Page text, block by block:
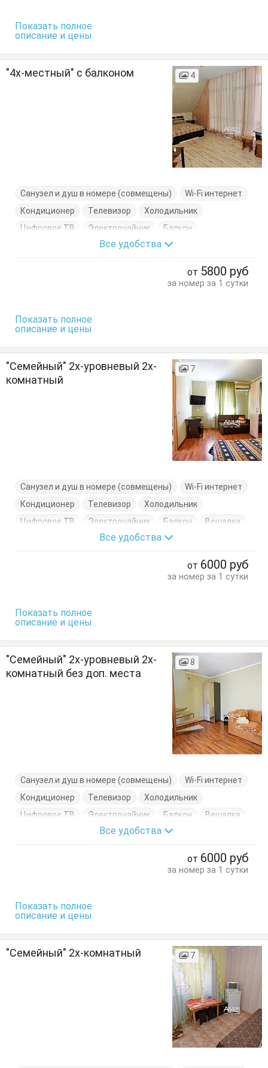
Показать полное
описание и цены
"4х-местный" с балконом 4
Санузел и душ в номере (совмещены)
Wi-Fi интернет
Кондиционер
Телевизор
Холодильник
Цифровое ТВ
Электрочайник
Балкон
Журнальный столик
Все удобства
от 5800 руб
за номер за 1 сутки
Показать полное
описание и цены
"Семейный" 2х-уровневый 2х-
комнатный
7
Санузел и душ в номере (совмещены)
Wi-Fi интернет
Кондиционер
Телевизор
Холодильник
Цифровое ТВ
Электрочайник Балкон
Вешалка
Журнальный столик
Кресло
Кресло-кровать
Все удобства
от 6000 руб
за номер за 1 сутки
Показать полное
описание и цены
"Семейный" 2х-уровневый 2х-
комнатный без доп. места
8
Санузел и душ в номере (совмещены)
Wi-Fi интернет
Кондиционер
Телевизор
Холодильник
Цифровое ТВ
Электрочайник Балкон
Вешалка
Журнальный столик
Все удобства
от 6000 руб
за номер за 1 сутки
Показать полное
описание и цены
"Семейный" 2х-комнатный 7